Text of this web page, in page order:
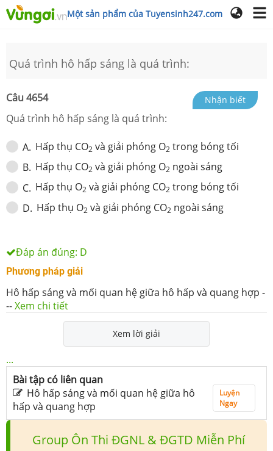
Một sản phẩm của Tuyensinh247.com
Quá trình hô hấp sáng là quá trình:
Câu 4654 Nhận biết
Quá trình hô hấp sáng là quá trình:
A. Hấp thụ CO2 và giải phóng O2 trong bóng tối
B. Hấp thụ CO2 và giải phóng O2 ngoài sáng
C. Hấp thụ O2 và giải phóng CO2 trong bóng tối
D. Hấp thụ O2 và giải phóng CO2 ngoài sáng
Đáp án đúng: D
Phương pháp giải
Hô hấp sáng và mối quan hệ giữa hô hấp và quang hợp -
--Xem chi tiết
Xem lời giải
...
Bài tập có liên quan
Hô hấp sáng và mối quan hệ giữa hô
hấp và quang hợp
Luyện
Ngay
Group Ôn Thi ĐGNL & ĐGTD Miễn Phí